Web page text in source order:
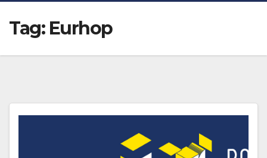
Tag: Eurhop